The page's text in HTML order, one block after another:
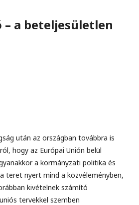
– a beteljesületlen
után az országban továbbra is
hogy az Európai Unión belül
a kormányzati politika és
teret nyert mind a közvéleményben,
kivételnek számító
tervekkel szemben